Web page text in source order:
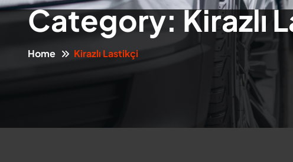
Category:Kirazlı
Home Kirazlı Lastikçi